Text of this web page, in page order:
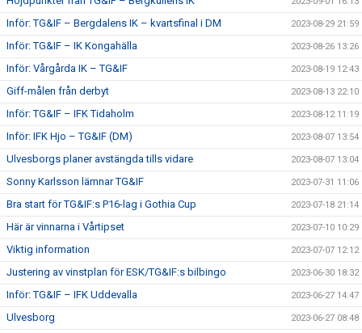
Inför: TG&IF – Bergdalens IK – kvartsfinal i DM 2023-08-29 21:59
Inför: TG&IF – IK Kongahälla 2023-08-26 13:26
Inför: Vårgårda IK – TG&IF 2023-08-19 12:43
Giff-målen från derbyt 2023-08-13 22:10
Inför: TG&IF – IFK Tidaholm 2023-08-12 11:19
Inför: IFK Hjo – TG&IF (DM) 2023-08-07 13:54
Ulvesborgs planer avstängda tills vidare 2023-08-07 13:04
Sonny Karlsson lämnar TG&IF 2023-07-31 11:06
Bra start för TG&IF:s P16-lag i Gothia Cup 2023-07-18 21:14
Här är vinnarna i Vårtipset 2023-07-10 10:29
Viktig information 2023-07-07 12:12
Justering av vinstplan för ESK/TG&IF:s bilbingo 2023-06-30 18:32
Inför: TG&IF – IFK Uddevalla 2023-06-27 14:47
Ulvesborg 2023-06-27 08:48